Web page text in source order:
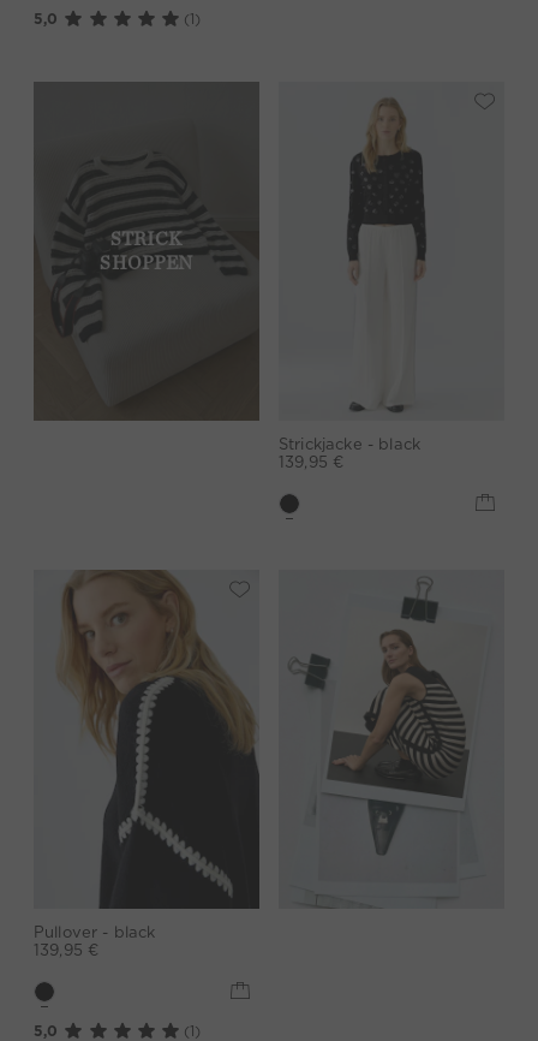
5,0 (1)
STRICK
SHOPPEN
Strickjacke - black
139,95 €
Pullover - black
139,95 €
5,0 (1)